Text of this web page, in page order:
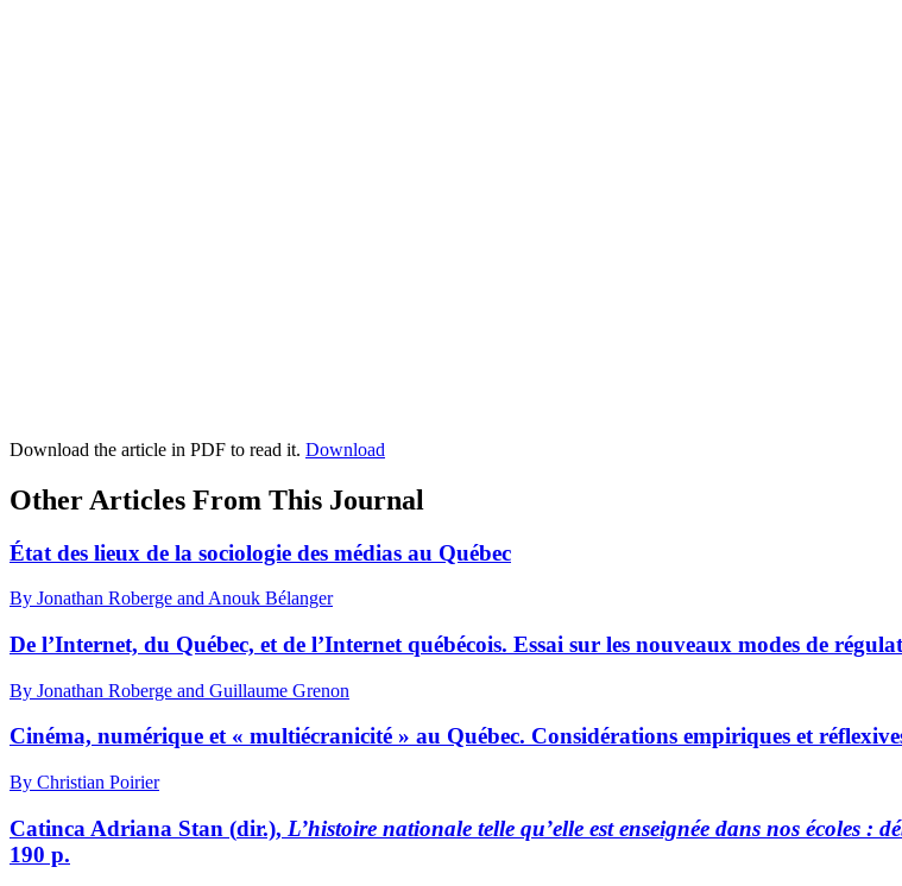
Download the article in PDF to read it. Download
Other Articles From This Journal
État des lieux de la sociologie des médias au Québec
By Jonathan Roberge and Anouk Bélanger
De l’Internet, du Québec, et de l’Internet québécois. Essai sur les nouveaux modes de
By Jonathan Roberge and Guillaume Grenon
Cinéma, numérique et « multiécranicité » au Québec. Considérations empiriques et
By Christian Poirier
Catinca Adriana Stan (dir.), L’histoire nationale telle qu’elle est enseignée dans nos écoles :
190 p.